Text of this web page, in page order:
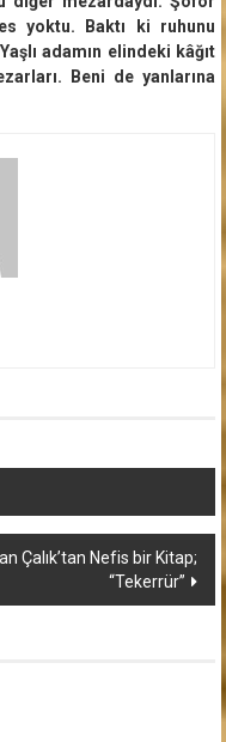
yoktu. Baktı ki ruhunu
adamın elindeki kâğıt
Beni de yanlarına
Çalık’tan Nefis bir Kitap;
“Tekerrür”